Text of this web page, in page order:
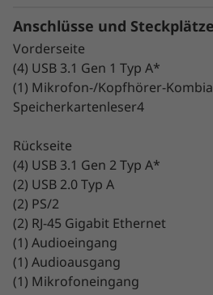
Anschlüsse und Steckplätze
Vorderseite
(4) USB 3.1 Gen 1 Typ A*
(1) Mikrofon-/Kopfhörer-
Speicherkartenleser4
Rückseite
(4) USB 3.1 Gen 2 Typ A*
(2) USB 2.0 Typ A
(2) PS/2
(2) RJ-45 Gigabit Ethernet
(1) Audioeingang
(1) Audioausgang
(1) Mikrofoneingang